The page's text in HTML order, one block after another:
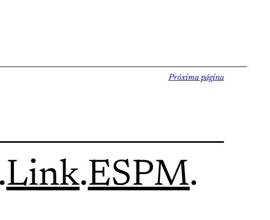
Próxima página
.Link.ESPM.